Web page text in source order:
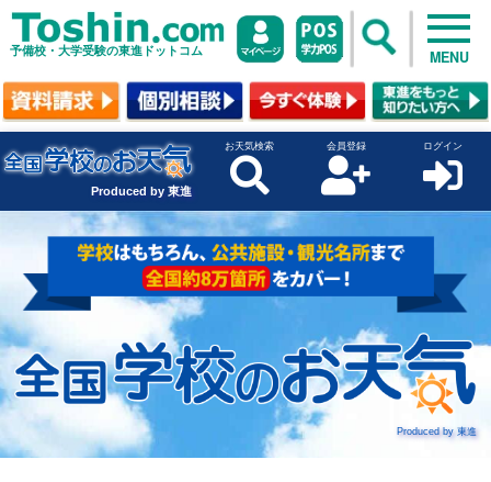
予備校・大学受験の東進ドットコム MENU
Produced by 東進
お天気検索 会員登録 ログイン
Produced by 東進